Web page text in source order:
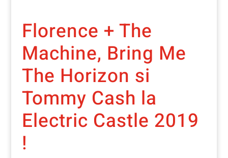
Florence + The
Machine, Bring Me
The Horizon si
Tommy Cash la
Electric Castle 2019
!